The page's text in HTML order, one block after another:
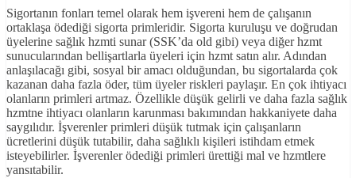
Sigortanın fonları temel olarak hem işvereni hem de çalışanın
ortaklaşa ödediği sigorta primleridir. Sigorta kuruluşu ve doğrudan
üyelerine sağlık hzmti sunar (SSK’da old gibi) veya diğer hzmt
sunucularından bellişartlarla üyeleri için hzmt satın alır. Adından
anlaşılacağı gibi, sosyal bir amacı olduğundan, bu sigortalarda çok
kazanan daha fazla öder, tüm üyeler riskleri paylaşır. En çok ihtiyacı
olanların primleri artmaz. Özellikle düşük gelirli ve daha fazla sağlık
hzmtne ihtiyacı olanların karunması bakımından hakkaniyete daha
saygılıdır. İşverenler primleri düşük tutmak için çalışanların
ücretlerini düşük tutabilir, daha sağlıklı kişileri istihdam etmek
isteyebilirler. İşverenler ödediği primleri ürettiği mal ve hzmtlere
yansıtabilir.